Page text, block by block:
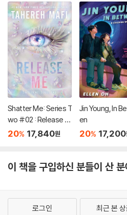
Shatter Me: Series T
wo #02 : Release M
e
20% 17,840원
Jin Young, In
en
20% 17,200
이 책을 구입하신 분들이 산
로그인 최근 본